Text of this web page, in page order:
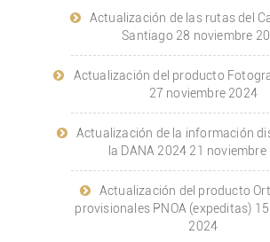
Actualización de las rutas del
Santiago 28 noviembre
Actualización del producto
27 noviembre 2024
Actualización de la información
la DANA 2024 21 noviembre
Actualización del producto
provisionales PNOA (expeditas)
2024